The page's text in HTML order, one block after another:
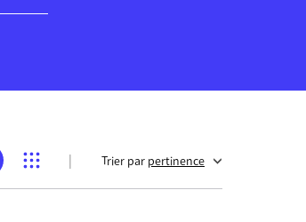
| Trier par pertinence